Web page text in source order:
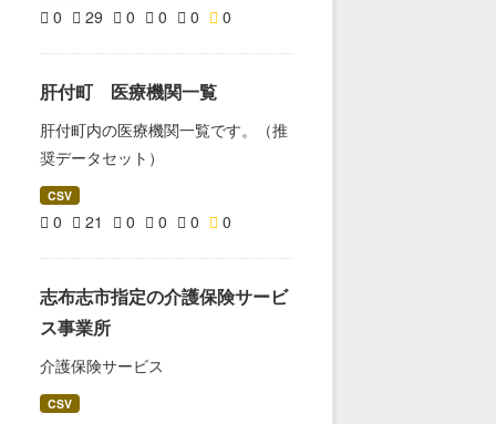
0 29 0 0 0 0
肝付町 医療機関一覧
肝付町内の医療機関一覧です。（推
奨データセット）
CSV
0 21 0 0 0 0
志布志市指定の介護保険サービ
ス事業所
介護保険サービス
CSV